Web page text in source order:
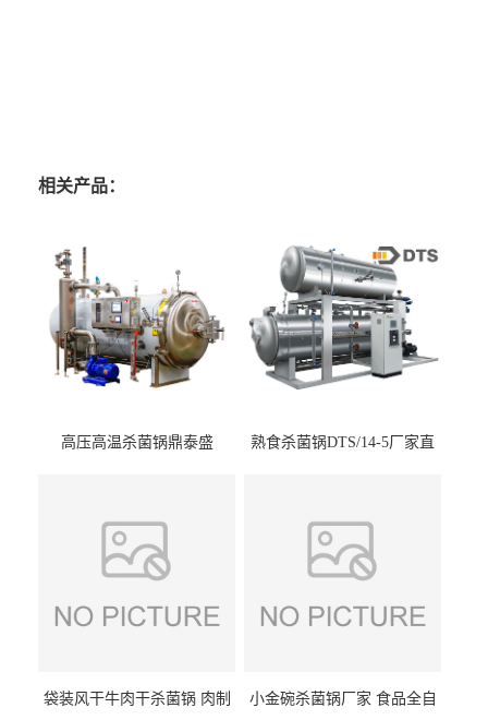
相关产品：
高压高温杀菌锅鼎泰盛
熟食杀菌锅DTS/14-5厂家直
袋装风干牛肉干杀菌锅 肉制
小金碗杀菌锅厂家 食品全自